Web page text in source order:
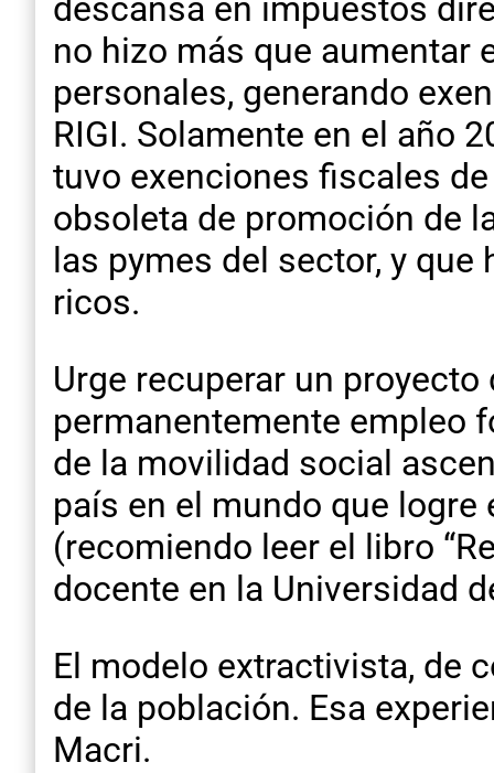
descansa en impuestos
no hizo más que aumentar
personales, generando
RIGI. Solamente en el año
tuvo exenciones fiscales
obsoleta de promoción de
las pymes del sector, y
ricos.
Urge recuperar un
permanentemente empleo
de la movilidad social
país en el mundo que
(recomiendo leer el libro
docente en la Universidad
El modelo extractivista, de
de la población. Esa
Macri.